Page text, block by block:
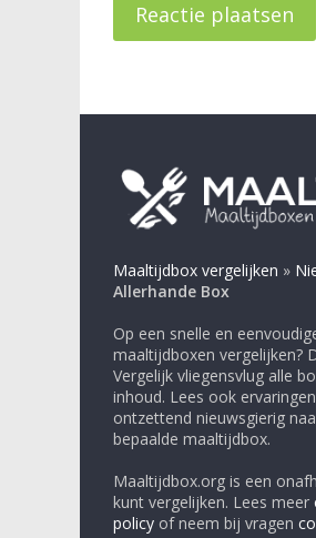
Maaltijdbox vergelijken »
Allerhande Box
Op een snelle en
maaltijdboxen vergelijken?
Vergelijk vliegensvlug alle
inhoud. Lees ook
ontzettend nieuwsgierig
bepaalde maaltijdbox.
Maaltijdbox.org is een
kunt vergelijken. Lees meer
policy of neem bij vragen